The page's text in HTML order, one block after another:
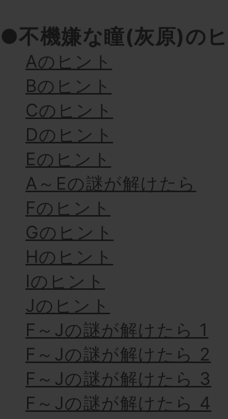
●不機嫌な瞳(灰原)の
Aのヒント
Bのヒント
Cのヒント
Dのヒント
Eのヒント
A～Eの謎が解けたら
Fのヒント
Gのヒント
Hのヒント
Iのヒント
Jのヒント
F～Jの謎が解けたら 1
F～Jの謎が解けたら 2
F～Jの謎が解けたら 3
F～Jの謎が解けたら 4